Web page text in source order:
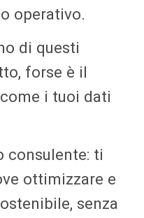
operativo.
di questi
forse è il
i tuoi dati
consulente: ti
ottimizzare e
senza